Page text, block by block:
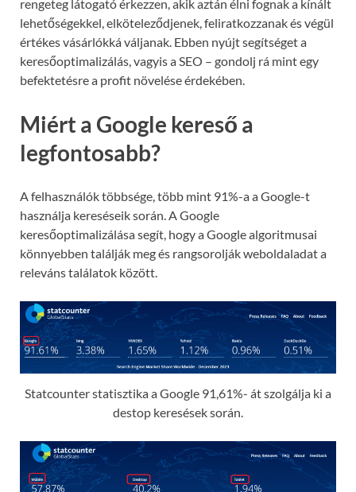
rengeteg látogató érkezzen, akik aztán élni fognak a kínált
lehetőségekkel, elköteleződjenek, feliratkozzanak és végül
értékes vásárlókká váljanak. Ebben nyújt segítséget a
keresőoptimalizálás, vagyis a SEO – gondolj rá mint egy
befektetésre a profit növelése érdekében.
Miért a Google kereső a
legfontosabb?
A felhasználók többsége, több mint 91%-a a Google-t
használja kereséseik során. A Google
keresőoptimalizálása segít, hogy a Google algoritmusai
könnyebben találják meg és rangsorolják weboldaladat a
releváns találatok között.
Statcounter statisztika a Google 91,61%- át szolgálja ki a
destop keresések során.